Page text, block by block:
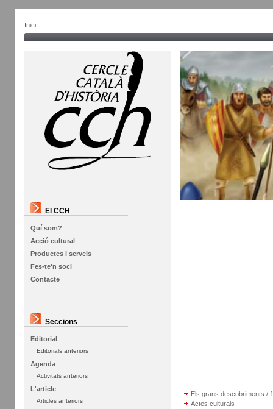
Inici
El CCH
Quí som?
Acció cultural
Productes i serveis
Fes-te'n soci
Contacte
Seccions
Editorial
Editorials anteriors
Agenda
Activitats anteriors
L'article
Articles anteriors
Els grans descobriments /
Actes culturals